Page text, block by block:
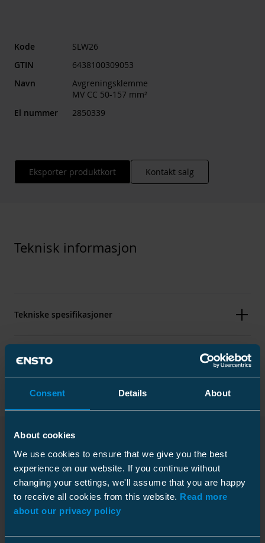
Consent Details About
About cookies
We use cookies to ensure that we give you the best
experience on our website. If you continue without
changing your settings, we'll assume that you are happy
to receive all cookies from this website. Read more
about our privacy policy
Kode
SLW26
GTIN
6438100309053
Navn
Avgreningsklemme
MV CC 50-157 mm²
El nummer
2850339
Eksporter produktkort Kontakt salg
Teknisk informasjon
Tekniske spesifikasjoner
Mål
Vekt
Forpakning
Kartong
Pakkestørrelse
24 pcs
Nedlastinger
Download